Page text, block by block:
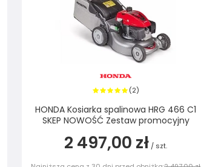
(2)
HONDA Kosiarka spalinowa HRG 466 C1
SKEP NOWOŚĆ Zestaw promocyjny
2 497,00 zł / szt.